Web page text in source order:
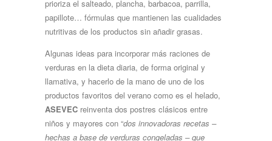
prioriza el salteado, plancha, barbacoa, parrilla,
papillote… fórmulas que mantienen las cualidades
nutritivas de los productos sin añadir grasas.
Algunas ideas para incorporar más raciones de
verduras en la dieta diaria, de forma original y
llamativa, y hacerlo de la mano de uno de los
productos favoritos del verano como es el helado,
ASEVEC reinventa dos postres clásicos entre
niños y mayores con “dos innovadoras recetas –
hechas a base de verduras congeladas – que